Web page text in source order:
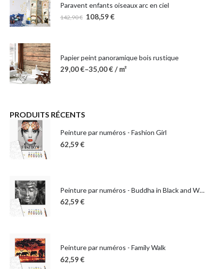
Paravent enfants oiseaux arc en ciel
142,90€ 108,59 €
Papier peint panoramique bois rustique
29,00€–35,00€ / m²
PRODUITS RÉCENTS
Peinture par numéros - Fashion Girl
62,59 €
Peinture par numéros - Buddha in Black and White
62,59 €
Peinture par numéros - Family Walk
62,59 €